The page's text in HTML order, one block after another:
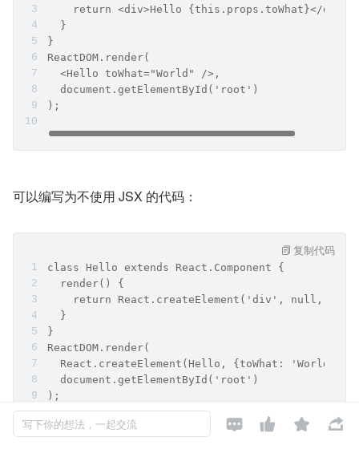
    return <div>Hello {this.props.toWhat}</div>;
  }
}
ReactDOM.render(
  <Hello toWhat="World" />,
  document.getElementById('root')
);
可以编写为不使用 JSX 的代码：
class Hello extends React.Component {
  render() {
return React.createElement('div', null,
  }
}
ReactDOM.render(
React.createElement(Hello, {toWhat: 'World'},
  document.getElementById('root')
);
复制代码
写下你的想法，一起交流    